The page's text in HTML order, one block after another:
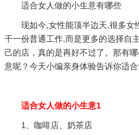
适合女人做的小生意有哪些
现如今,女性能顶半边天,很多女
干一份普通工作,而是更多的选择自
己的店，真的是再好不过了。那有
意呢？今天小编亲身体验告诉你适合
适合女人做的小生意1
1、咖啡店、奶茶店